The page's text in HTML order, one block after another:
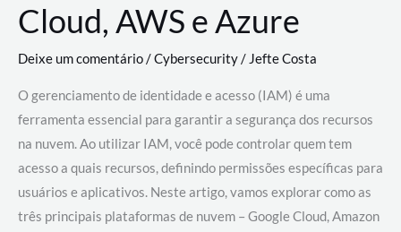
Cloud, AWS e Azure
Deixe um comentário/Cybersecurity/ Jefte Costa
O gerenciamento de identidade e acesso (IAM) é uma
ferramenta essencial para garantir a segurança dos recursos
na nuvem. Ao utilizar IAM, você pode controlar quem tem
acesso a quais recursos, definindo permissões específicas para
usuários e aplicativos. Neste artigo, vamos explorar como as
três principais plataformas de nuvem – Google Cloud, Amazon